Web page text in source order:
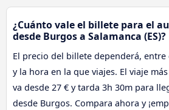
¿Cuánto vale el billete para el
desde Burgos a Salamanca (ES)?
El precio del billete dependerá,
y la hora en la que viajes. El viaje
va desde 27 € y tarda 3h 30m para
desde Burgos. Compara ahora y